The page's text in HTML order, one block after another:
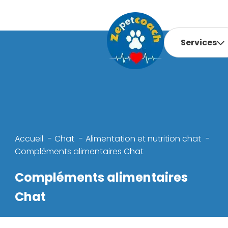
Services
Accueil Chat
Alimentation et nutrition chat
Compléments alimentaires Chat
Compléments alimentaires
Chat